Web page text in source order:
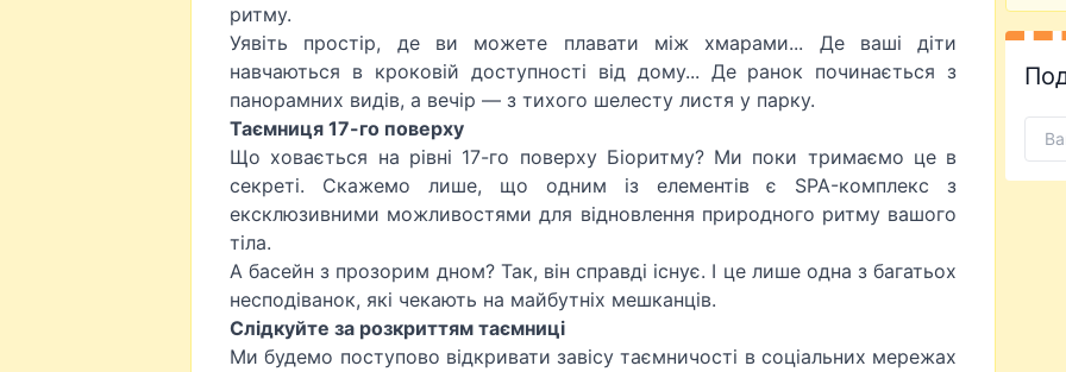
ритму.
Уявіть простір, де ви можете плавати між хмарами... Де ваші діти
навчаються в кроковій доступності від дому... Де ранок починається з
панорамних видів, а вечір — з тихого шелесту листя у парку.
Таємниця 17-го поверху
Що ховається на рівні 17-го поверху Біоритму? Ми поки тримаємо це в
секреті. Скажемо лише, що одним із елементів є SPA-комплекс з
ексклюзивними можливостями для відновлення природного ритму вашого
тіла.
А басейн з прозорим дном? Так, він справді існує. І це лише одна з багатьох
несподіванок, які чекають на майбутніх мешканців.
Слідкуйте за розкриттям таємниці
Ми будемо поступово відкривати завісу таємничості в соціальних мережах